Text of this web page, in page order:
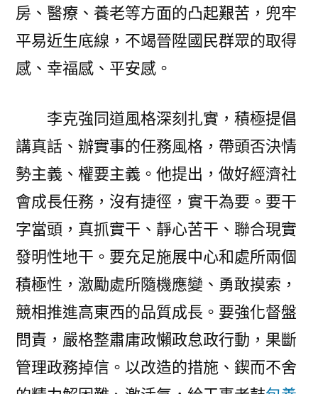
房、醫療、養老等方面的凸起艱苦，兜牢
平易近生底線，不竭晉陞國民群眾的取得
感、幸福感、平安感。
李克強同道風格深刻扎實，積極提倡
講真話、辦實事的任務風格，帶頭否決情
勢主義、權要主義。他提出，做好經濟社
會成長任務，沒有捷徑，實干為要。要干
字當頭，真抓實干、靜心苦干、聯合現實
發明性地干。要充足施展中心和處所兩個
積極性，激勵處所隨機應變、勇敢摸索，
競相推進高東西的品質成長。要強化督盤
問責，嚴格整肅庸政懶政怠政行動，果斷
管理政務掉信。以改造的措施、鍥而不舍